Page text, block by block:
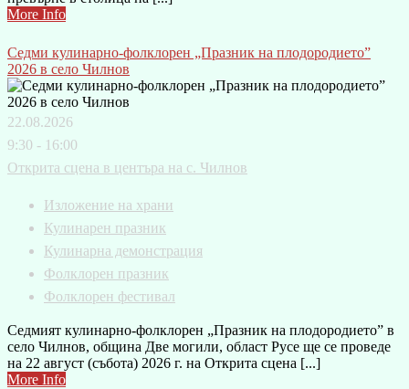
More Info
Седми кулинарно-фолклорен „Празник на плодородието”
2026 в село Чилнов
22.08.2026
9:30 - 16:00
Открита сцена в центъра на с. Чилнов
Изложение на храни
Кулинарен празник
Кулинарна демонстрация
Фолклорен празник
Фолклорен фестивал
Седмият кулинарно-фолклорен „Празник на плодородието” в
село Чилнов, община Две могили, област Русе ще се проведе
на 22 август (събота) 2026 г. на Открита сцена [...]
More Info